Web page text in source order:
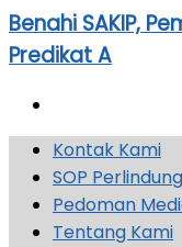
Benahi SAKIP,
Predikat A
Kontak Kami
SOP
Pedoman
Tentang Kami